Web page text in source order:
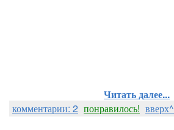
Читать далее...
комментарии: 2 понравилось! вверх^